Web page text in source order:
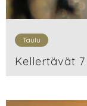
Taulu
Kellertävät 7